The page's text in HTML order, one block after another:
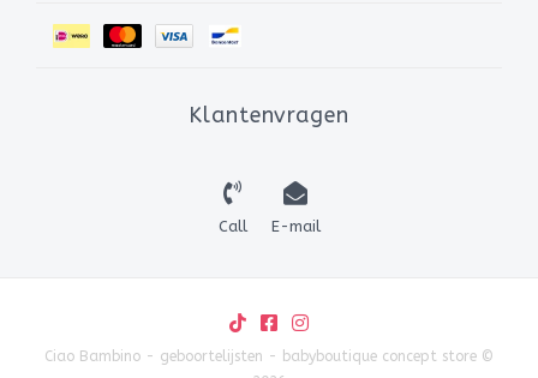
Klantenvragen
Call E-mail
Ciao Bambino - geboortelijsten - babyboutique concept store ©